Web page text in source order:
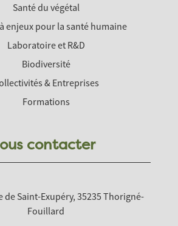
Santé du végétal
enjeux pour la santé humaine
Laboratoire et R&D
Biodiversité
& Entreprises
Formations
contacter
de Saint-Exupéry, 35235 Thorigné-
Fouillard